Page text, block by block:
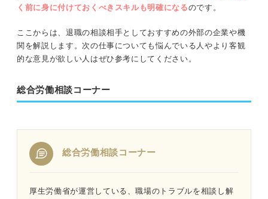
く前に身に付けておくべきスキルも明確になるのです。
ここからは、退職の相談相手としておすすめの外部の企業や機
関を解説します。次の仕事についても悩んでいる人やより客観
的な意見が欲しい人はぜひ参考にしてください。
総合労働相談コーナー
総合労働相談コーナー
厚生労働省が運営している、職場のトラブルを相談し解